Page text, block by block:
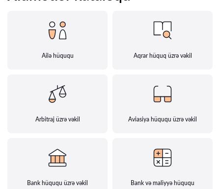
Ailə hüququ Aqrar hüquq üzrə vəkil
Arbitraj üzrə vəkil Aviasiya hüququ üzrə vəkil
Bank hüququ üzrə vəkil Bank və maliyyə hüququ